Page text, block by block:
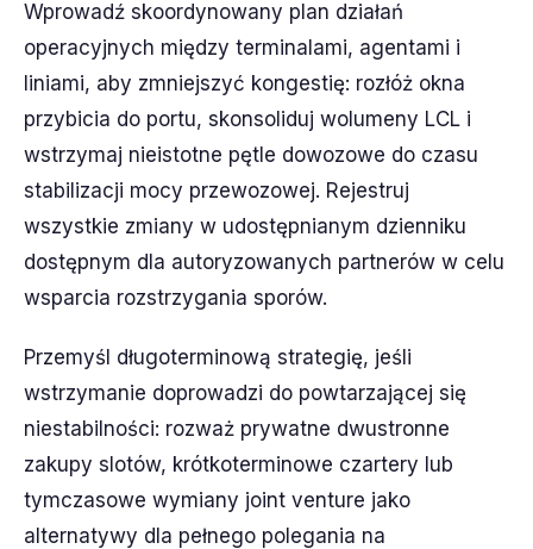
Wprowadź skoordynowany plan działań
operacyjnych między terminalami, agentami i
liniami, aby zmniejszyć kongestię: rozłóż okna
przybicia do portu, skonsoliduj wolumeny LCL i
wstrzymaj nieistotne pętle dowozowe do czasu
stabilizacji mocy przewozowej. Rejestruj
wszystkie zmiany w udostępnianym dzienniku
dostępnym dla autoryzowanych partnerów w celu
wsparcia rozstrzygania sporów.
Przemyśl długoterminową strategię, jeśli
wstrzymanie doprowadzi do powtarzającej się
niestabilności: rozważ prywatne dwustronne
zakupy slotów, krótkoterminowe czartery lub
tymczasowe wymiany joint venture jako
alternatywy dla pełnego polegania na